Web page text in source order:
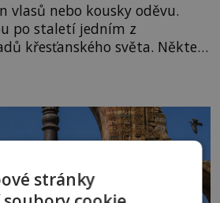
vlasů nebo kousky oděvu.
po staletí jedním z
světa. Některé
historii, jiné provází
objevy. Jejich osudy
Ve středověké
mimořádnou hodnotu. Nejsou
stránky